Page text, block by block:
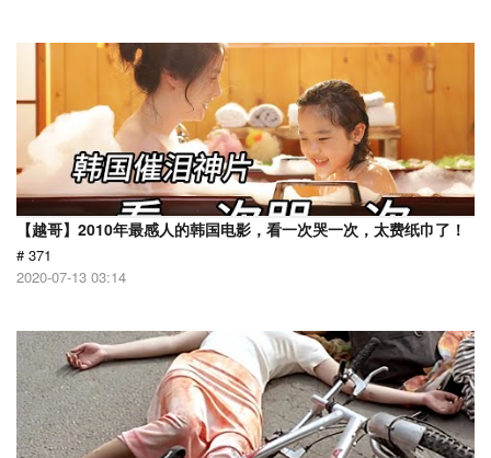
【越哥】2010年最感人的韩国电影，看一次哭一次，太费纸巾了！
# 371
2020-07-13 03:14